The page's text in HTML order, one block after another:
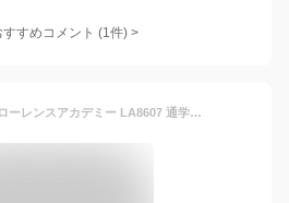
すめコメント (1件) >
スクールローファー ローレンスアカデミー LA8607 通学 入学 卒業 小学生 中学生 高校生 おじ靴 ブラック 21.0〜27.0cm/3E AL86071